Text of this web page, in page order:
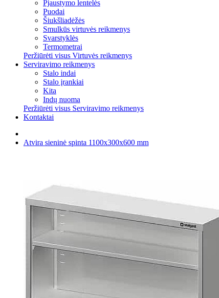
Pjaustymo lentelės
Puodai
Šiukšliadėžės
Smulkūs virtuvės reikmenys
Svarstyklės
Termometrai
Peržiūrėti visus Virtuvės reikmenys
Serviravimo reikmenys
Stalo indai
Stalo įrankiai
Kita
Indų nuoma
Peržiūrėti visus Serviravimo reikmenys
Kontaktai
Atvira sieninė spinta 1100x300x600 mm